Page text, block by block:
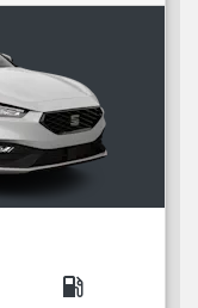
local_gas_station